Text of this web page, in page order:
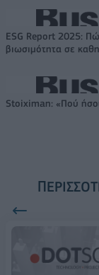
ESG Report 2025:
βιωσιμότητα σε
Stoiximan: «Πού